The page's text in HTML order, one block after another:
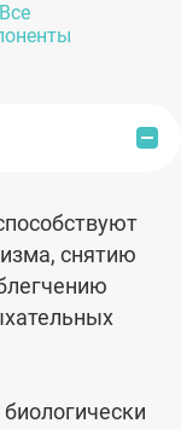
Все
снятию